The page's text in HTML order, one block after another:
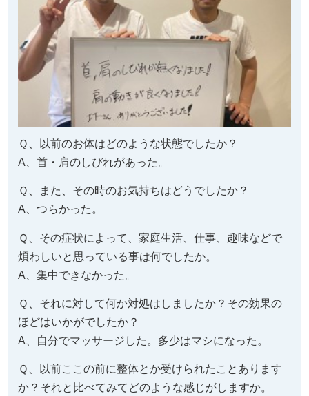
Ｑ、以前のお体はどのような状態でしたか？
A、首・肩のしびれがあった。
Ｑ、また、その時のお気持ちはどうでしたか？
A、つらかった。
Ｑ、その症状によって、家庭生活、仕事、趣味などで
煩わしいと思っている事は何でしたか。
A、集中できなかった。
Ｑ、それに対して何か対処はしましたか？その効果の
ほどはいかがでしたか？
A、自分でマッサージした。多少はマシになった。
Ｑ、以前ここの前に整体とか受けられたことあります
か？それと比べてみてどのような感じがしますか。